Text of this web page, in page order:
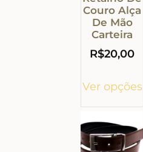
Couro Alça
De Mão
Carteira
R$20,00
Ver opções